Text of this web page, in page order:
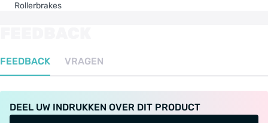
Rollerbrakes
FEEDBACK VRAGEN
DEEL UW INDRUKKEN OVER DIT PRODUCT